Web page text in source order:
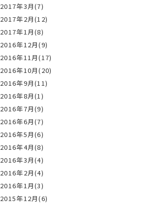
2017年3月(7)
2017年2月(12)
2017年1月(8)
2016年12月(9)
2016年11月(17)
2016年10月(20)
2016年9月(11)
2016年8月(1)
2016年7月(9)
2016年6月(7)
2016年5月(6)
2016年4月(8)
2016年3月(4)
2016年2月(4)
2016年1月(3)
2015年12月(6)